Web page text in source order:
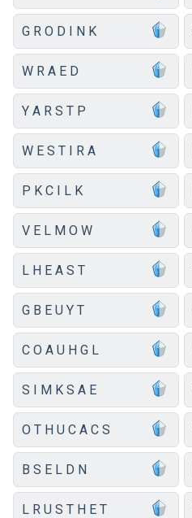
G R O D I N K
W R A E D
Y A R S T P
W E S T I R A
P K C I L K
V E L M O W
L H E A S T
G B E U Y T
C O A U H G L
S I M K S A E
O T H U C A C S
B S E L D N
L R U S T H E T